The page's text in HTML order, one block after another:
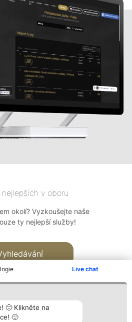
Live chat
🙂 Klikněte na
🙂
v oboru
okolí? Vyzkoušejte naše
ty nejlepší služby!